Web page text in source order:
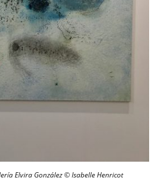
Elvira González © Isabelle Henricot